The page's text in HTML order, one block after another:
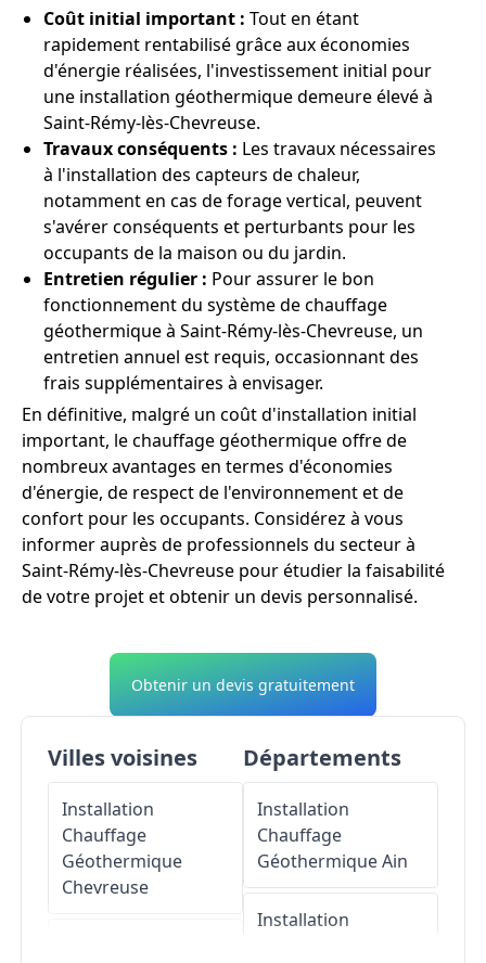
Coût initial important : Tout en étant
rapidement rentabilisé grâce aux économies
d'énergie réalisées, l'investissement initial pour
une installation géothermique demeure élevé à
Saint-Rémy-lès-Chevreuse.
Travaux conséquents : Les travaux nécessaires
à l'installation des capteurs de chaleur,
notamment en cas de forage vertical, peuvent
s'avérer conséquents et perturbants pour les
occupants de la maison ou du jardin.
Entretien régulier : Pour assurer le bon
fonctionnement du système de chauffage
géothermique à Saint-Rémy-lès-Chevreuse, un
entretien annuel est requis, occasionnant des
frais supplémentaires à envisager.
En définitive, malgré un coût d'installation initial
important, le chauffage géothermique offre de
nombreux avantages en termes d'économies
d'énergie, de respect de l'environnement et de
confort pour les occupants. Considérez à vous
informer auprès de professionnels du secteur à
Saint-Rémy-lès-Chevreuse pour étudier la faisabilité
de votre projet et obtenir un devis personnalisé.
Obtenir un devis gratuitement
Villes voisines
Installation
Chauffage
Géothermique
Chevreuse
Départements
Installation
Chauffage
GéothermiqueAin
Installation